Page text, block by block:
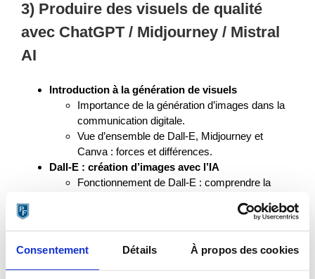
Consentement Détails À propos des cookies
3) Produire des visuels de qualité
avec ChatGPT / Midjourney / Mistral
AI
Introduction à la génération de visuels
Importance de la génération d’images dans la
communication digitale.
Vue d’ensemble de Dall-E, Midjourney et
Canva : forces et différences.
Dall-E : création d’images avec l’IA
Fonctionnement de Dall-E : comprendre la
Rédaction de prompts pour Dall-E : conseils
pour des images créatives et précises.
Limites et considérations éthiques : utilisation